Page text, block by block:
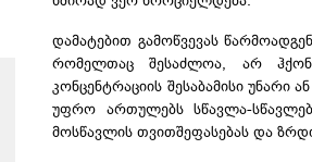
დამატებით გამოწვევას
რომელთაც შესაძლოა, არ
კონცენტრაციის შესაბამისი
უფრო ართულებს სწავლა-
მოსწავლის თვითშეფასებას და